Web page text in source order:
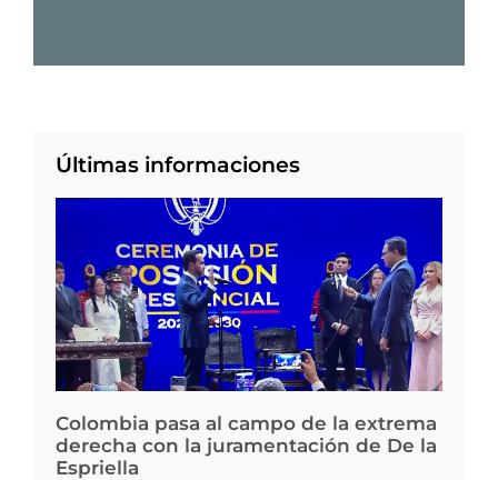
Últimas informaciones
Colombia pasa al campo de la extrema
derecha con la juramentación de De la
Espriella